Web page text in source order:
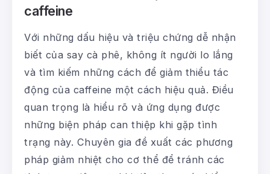
caffeine
Với những dấu hiệu và triệu chứng dễ nhận
biết của say cà phê, không ít người lo lắng
và tìm kiếm những cách để giảm thiểu tác
động của caffeine một cách hiệu quả. Điều
quan trọng là hiểu rõ và ứng dụng được
những biện pháp can thiệp khi gặp tình
trạng này. Chuyên gia đề xuất các phương
pháp giảm nhiệt cho cơ thể để tránh các